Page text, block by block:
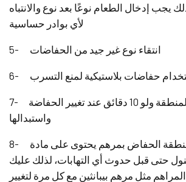
يجب إدخال الطعام نوعًا بعد نوع والانتباه
لأي بوادر حساسية
5- انتقاء نوع غير جيد من الحفاضات
حفاضات بلاستيكية لمنع التسرب
7- عدم تهوية هذه المنطقة ولو 10 دقائق عند تغيير الحفاضة
واستبدالها
8- عدم ترطيب منطقة الحفاض بمرهم يحتوى على مادة
حتى قبل حدوث أي التهابات، لذلك عليك
مثل مرهم بيبانثين مع كل مرة لتغيير